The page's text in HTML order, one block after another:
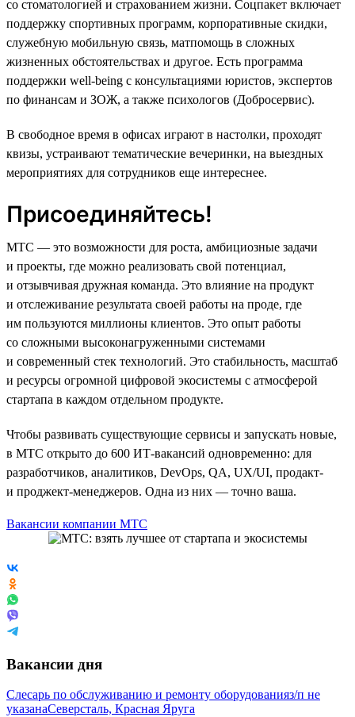
со стоматологией и страхованием жизни. Соцпакет включает
поддержку спортивных программ, корпоративные скидки,
служебную мобильную связь, матпомощь в сложных
жизненных обстоятельствах и другое. Есть программа
поддержки well-being с консультациями юристов, экспертов
по финансам и ЗОЖ, а также психологов (Добросервис).
В свободное время в офисах играют в настолки, проходят
квизы, устраивают тематические вечеринки, на выездных
мероприятиях для сотрудников еще интереснее.
Присоединяйтесь!
МТС — это возможности для роста, амбициозные задачи
и проекты, где можно реализовать свой потенциал,
и отзывчивая дружная команда. Это влияние на продукт
и отслеживание результата своей работы на проде, где
им пользуются миллионы клиентов. Это опыт работы
со сложными высоконагруженными системами
и современный стек технологий. Это стабильность, масштаб
и ресурсы огромной цифровой экосистемы с атмосферой
стартапа в каждом отдельном продукте.
Чтобы развивать существующие сервисы и запускать новые,
в МТС открыто до 600 ИТ-вакансий одновременно: для
разработчиков, аналитиков, DevOps, QA, UX/UI, продакт-
и проджект-менеджеров. Одна из них — точно ваша.
Вакансии компании МТС
Вакансии дня
Слесарь по обслуживанию и ремонту оборудованияз/п не
указанаСеверсталь, Красная Яруга